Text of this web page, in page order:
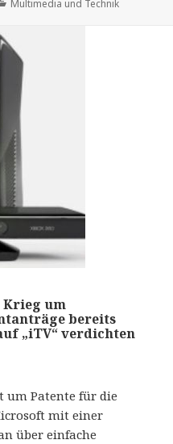
Kategorien
Multimedia und Technik
Krieg um
bereits
„iTV“ verdichten
um Patente für die
mit einer
über einfache